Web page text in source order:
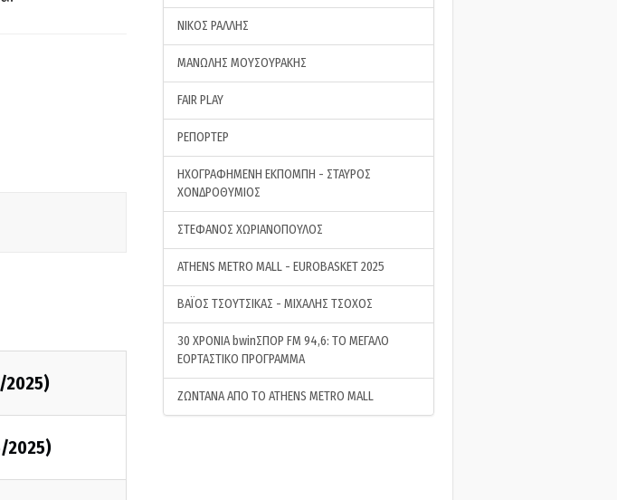
2025)
2025)
ΝΙΚΟΣ ΡΑΛΛΗΣ
ΜΑΝΩΛΗΣ ΜΟΥΣΟΥΡΑΚΗΣ
FAIR PLAY
ΡΕΠΟΡΤΕΡ
ΗΧΟΓΡΑΦΗΜΕΝΗ ΕΚΠΟΜΠΗ - ΣΤΑΥΡΟΣ
ΧΟΝΔΡΟΘΥΜΙΟΣ
ΣΤΕΦΑΝΟΣ ΧΩΡΙΑΝΟΠΟΥΛΟΣ
ATHENS METRO MALL - EUROBASKET 2025
ΒΑΪΟΣ ΤΣΟΥΤΣΙΚΑΣ - ΜΙΧΑΛΗΣ ΤΣΟΧΟΣ
30 ΧΡΟΝΙΑ bwinΣΠΟΡ FM 94,6: ΤΟ ΜΕΓΑΛΟ
ΕΟΡΤΑΣΤΙΚΟ ΠΡΟΓΡΑΜΜΑ
ΖΩΝΤΑΝΑ ΑΠΟ ΤΟ ATHENS METRO MALL